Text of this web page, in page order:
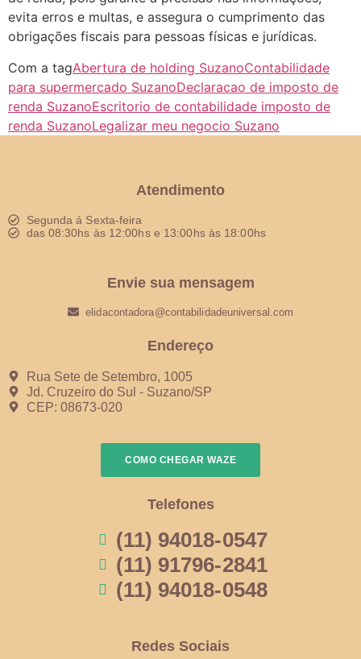
evita erros e multas, e assegura o cumprimento das
obrigações fiscais para pessoas físicas e jurídicas.
Com a tagAbertura de holding SuzanoContabilidade
para supermercado SuzanoDeclaracao de imposto de
renda SuzanoEscritorio de contabilidade imposto de
renda SuzanoLegalizar meu negocio Suzano
Atendimento
Segunda á Sexta-feira
das 08:30hs às 12:00hs e 13:00hs às 18:00hs
Envie sua mensagem
elidacontadora@contabilidadeuniversal.com
Endereço
Rua Sete de Setembro, 1005
Jd. Cruzeiro do Sul - Suzano/SP
CEP: 08673-020
COMO CHEGAR WAZE
Telefones
(11) 94018-0547
(11) 91796-2841
(11) 94018-0548
Redes Sociais